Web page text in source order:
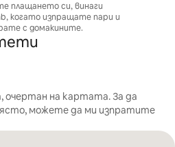
плащането си, винаги
когато изпращате пари и
с домакините.
очертан на картата. За да
можете да ми изпратите